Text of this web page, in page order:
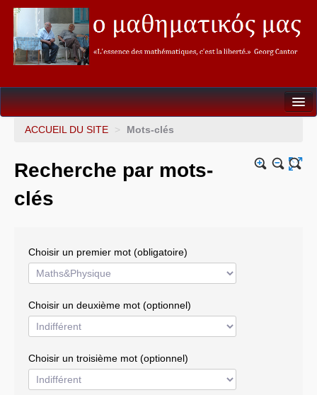
Seconde
Mathèque
ACCUEIL DU SITE > Mots-clés
Recherche par mots-
clés
Choisir un premier mot (obligatoire)
Choisir un deuxième mot (optionnel)
Choisir un troisième mot (optionnel)